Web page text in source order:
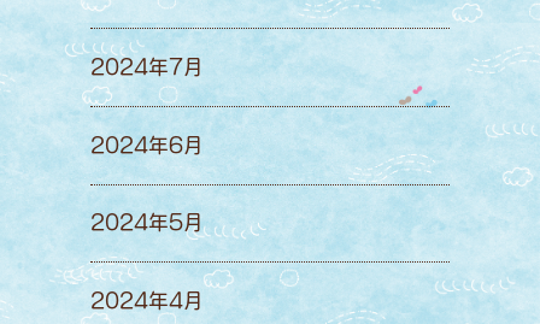
2024年7月
2024年6月
2024年5月
2024年4月